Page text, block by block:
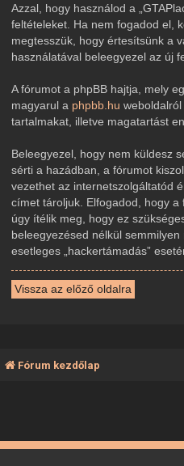
Azzal, hogy használod a
feltételeket. Ha nem fogadod el,
megtesszük, hogy értesítsünk a
használatával beleegyezel az új
A fórumot a phpBB hajtja, mely
magyarul a phpbb.hu
tartalmakat, illetve magatartást
Beleegyezel, hogy nem küldesz
sérti a hazádban, a fórumot
vezethet az internetszolgáltatód
címet tároljuk. Elfogadod, hogy
úgy ítélik meg, hogy ez
beleegyezésed nélkül
esetleges „hackertámadás”
Vissza az előző oldalra
Fórum kezdőlap